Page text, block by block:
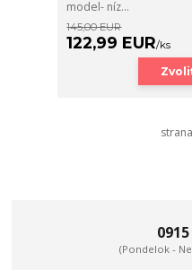
model- níz...
145,00 EUR
122,99 EUR/ks
strana
(Pondelok -